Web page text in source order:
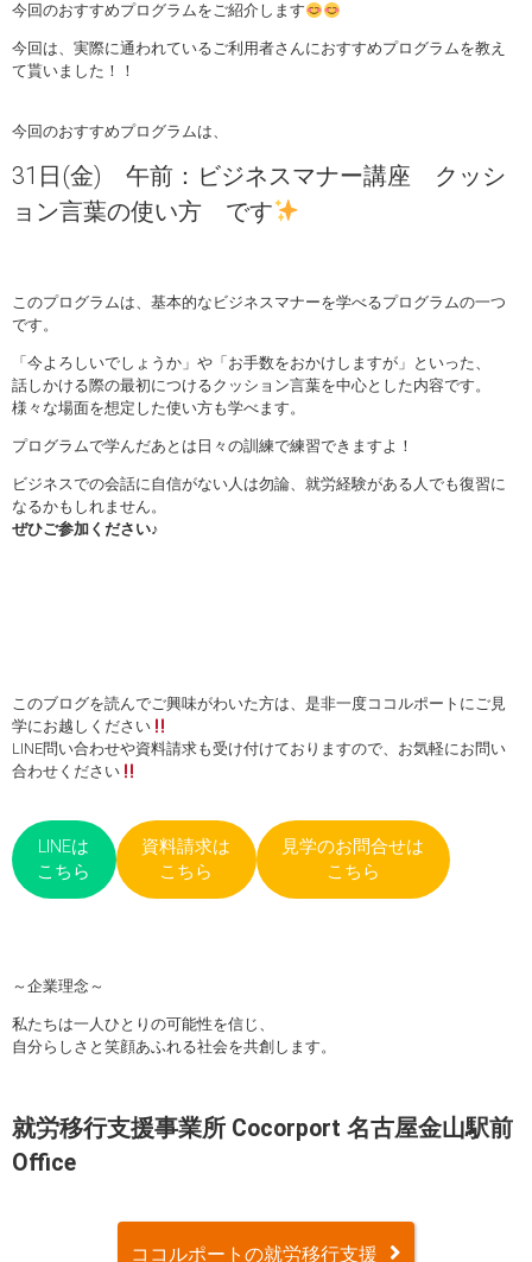
今回のおすすめプログラムをご紹介します
今回は、実際に通われているご利用者さんにおすすめプログラムを教え
て貰いました！！
今回のおすすめプログラムは、
31日(金) 午前：ビジネスマナー講座 クッシ
ョン言葉の使い方 です
このプログラムは、基本的なビジネスマナーを学べるプログラムの一つ
です。
「今よろしいでしょうか」や「お手数をおかけしますが」といった、
話しかける際の最初につけるクッション言葉を中心とした内容です。
様々な場面を想定した使い方も学べます。
プログラムで学んだあとは日々の訓練で練習できますよ！
ビジネスでの会話に自信がない人は勿論、就労経験がある人でも復習に
なるかもしれません。
ぜひご参加ください♪
このブログを読んでご興味がわいた方は、是非一度ココルポートにご見
学にお越しください
LINE問い合わせや資料請求も受け付けておりますので、お気軽にお問い
合わせください
LINEは
こちら
資料請求は
こちら
見学のお問合せは
こちら
～企業理念～
私たちは一人ひとりの可能性を信じ、
自分らしさと笑顔あふれる社会を共創します。
就労移行支援事業所 Cocorport 名古屋金山駅前
Office
ココルポートの就労移行支援